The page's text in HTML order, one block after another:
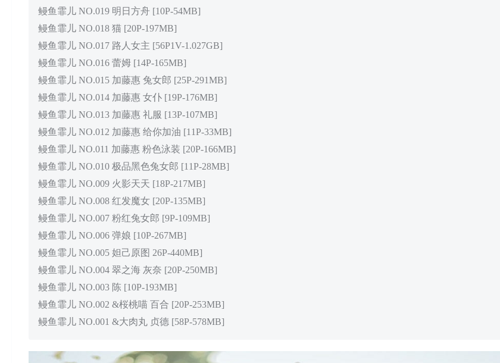
鳗鱼霏儿 NO.019 明日方舟 [10P-54MB]
鳗鱼霏儿 NO.018 猫 [20P-197MB]
鳗鱼霏儿 NO.017 路人女主 [56P1V-1.027GB]
鳗鱼霏儿 NO.016 蕾姆 [14P-165MB]
鳗鱼霏儿 NO.015 加藤惠 兔女郎 [25P-291MB]
鳗鱼霏儿 NO.014 加藤惠 女仆 [19P-176MB]
鳗鱼霏儿 NO.013 加藤惠 礼服 [13P-107MB]
鳗鱼霏儿 NO.012 加藤惠 给你加油 [11P-33MB]
鳗鱼霏儿 NO.011 加藤惠 粉色泳装 [20P-166MB]
鳗鱼霏儿 NO.010 极品黑色兔女郎 [11P-28MB]
鳗鱼霏儿 NO.009 火影天天 [18P-217MB]
鳗鱼霏儿 NO.008 红发魔女 [20P-135MB]
鳗鱼霏儿 NO.007 粉红兔女郎 [9P-109MB]
鳗鱼霏儿 NO.006 弹娘 [10P-267MB]
鳗鱼霏儿 NO.005 妲己原图 26P-440MB]
鳗鱼霏儿 NO.004 翠之海 灰奈 [20P-250MB]
鳗鱼霏儿 NO.003 陈 [10P-193MB]
鳗鱼霏儿 NO.002 &桜桃喵 百合 [20P-253MB]
鳗鱼霏儿 NO.001 &大肉丸 贞德 [58P-578MB]